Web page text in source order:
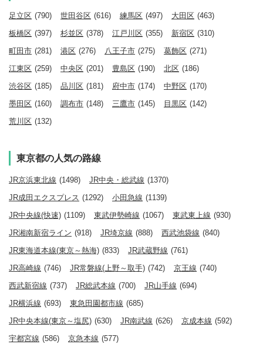
足立区 (790) 世田谷区 (616) 練馬区 (497) 大田区 (463)
板橋区 (397) 杉並区 (378) 江戸川区 (355) 新宿区 (310)
町田市 (281) 港区 (276) 八王子市 (275) 葛飾区 (271)
江東区 (259) 中央区 (201) 豊島区 (190) 北区 (186)
渋谷区 (185) 品川区 (181) 府中市 (174) 中野区 (170)
墨田区 (160) 調布市 (148) 三鷹市 (145) 目黒区 (142)
荒川区 (132)
東京都の人気の路線
JR京浜東北線 (1498) JR中央・総武線 (1370)
JR成田エクスプレス (1292) 小田急線 (1139)
JR中央線(快速) (1109) 東武伊勢崎線 (1067) 東武東上線 (930)
JR湘南新宿ライン (918) JR埼京線 (888) 西武池袋線 (840)
JR東海道本線(東京～熱海) (833) JR武蔵野線 (761)
JR高崎線 (746) JR常磐線(上野～取手) (742) 京王線 (740)
西武新宿線 (737) JR総武本線 (700) JR山手線 (694)
JR横浜線 (693) 東急田園都市線 (685)
JR中央本線(東京～塩尻) (630) JR南武線 (626) 京成本線 (592)
宇都宮線 (586) 京急本線 (577)